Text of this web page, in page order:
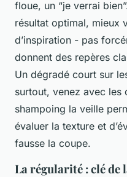
floue, un “je verrai
résultat optimal, mieux
d’inspiration - pas
donnent des repères
Un dégradé court sur
surtout, venez avec les
shampoing la veille
évaluer la texture et
fausse la coupe.
La régularité : clé de